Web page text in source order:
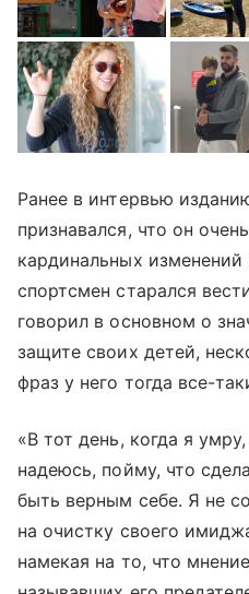
Ранее в интервью
признавался, что он
кардинальных
спортсмен старался
говорил в основном о
защите своих детей,
фраз у него тогда все-
«В тот день, когда я
надеюсь, пойму, что
быть верным себе. Я не
на очистку своего
намекая на то, что